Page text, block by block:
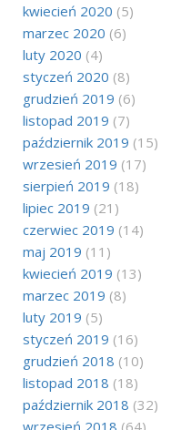
kwiecień 2020 (5)
marzec 2020 (6)
luty 2020 (4)
styczeń 2020 (8)
grudzień 2019 (6)
listopad 2019 (7)
październik 2019 (15)
wrzesień 2019 (17)
sierpień 2019 (18)
lipiec 2019 (21)
czerwiec 2019 (14)
maj 2019 (11)
kwiecień 2019 (13)
marzec 2019 (8)
luty 2019 (5)
styczeń 2019 (16)
grudzień 2018 (10)
listopad 2018 (18)
październik 2018 (32)